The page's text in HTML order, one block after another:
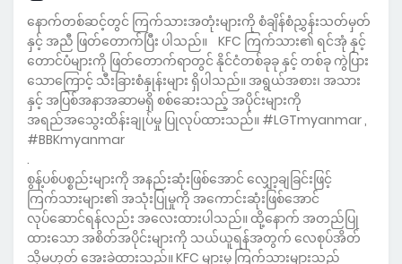
နောက်တစ်ဆင့်တွင် ကြက်သားအတုံးများကို စံချိန်စံညွှန်းသတ်မှတ်
နှင့် အညီ ဖြတ်တောက်ပြီး ပါသည်။ KFC ကြက်သား၏ ရင်အုံ နှင့်
တောင်ပံများကို ဖြတ်တောက်ရာတွင် နိုင်ငံတစ်ခုခု နှင့် တစ်ခု ကွဲပြား
သောကြောင့် သီးခြားစံနှုန်းများ ရှိပါသည်။ အရွယ်အစား၊ အသား
နှင့် အပြစ်အနာအဆာမရှိ စစ်ဆေးသည့် အပိုင်းများကို
အရည်အသွေးထိန်းချုပ်မှု ပြုလုပ်ထားသည်။ #LGTmyanmar ,
#BBKmyanmar
.
စွန့်ပစ်ပစ္စည်းများကို အနည်းဆုံးဖြစ်အောင် လျှော့ချခြင်းဖြင့်
ကြက်သားများ၏ အသုံးပြုမှုကို အကောင်းဆုံးဖြစ်အောင်
လုပ်ဆောင်ရန်လည်း အလေးထားပါသည်။ ထို့နောက် အတည်ပြု
ထားသော အစိတ်အပိုင်းများကို သယ်ယူရန်အတွက် လေစုပ်အိတ်
သို့မဟုတ် အေးခဲထားသည်။ KFC များမှ ကြက်သားများသည်